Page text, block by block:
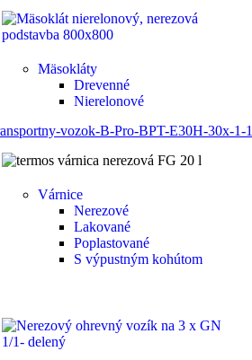
Mäsokláty
Drevenné
Nierelonové
Várnice
Nerezové
Lakované
Poplastované
S výpustným kohútom